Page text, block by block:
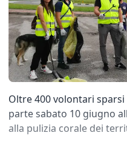
Oltre 400 volontari
parte sabato 10 giugno
alla pulizia corale dei